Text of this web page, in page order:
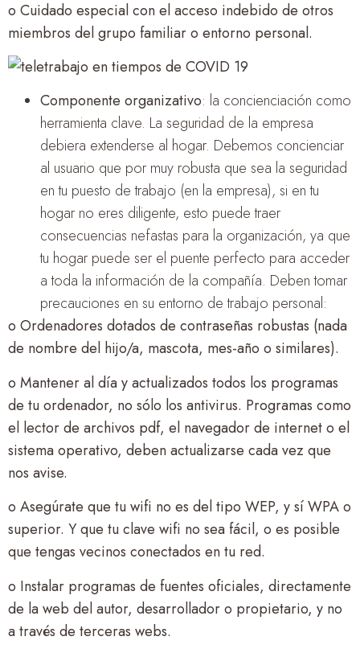
o Cuidado especial con el acceso indebido de otros
miembros del grupo familiar o entorno personal.
Componente organizativo: la concienciación como
herramienta clave. La seguridad de la empresa
debiera extenderse al hogar. Debemos concienciar
al usuario que por muy robusta que sea la seguridad
en tu puesto de trabajo (en la empresa), si en tu
hogar no eres diligente, esto puede traer
consecuencias nefastas para la organización, ya que
tu hogar puede ser el puente perfecto para acceder
a toda la información de la compañía. Deben tomar
precauciones en su entorno de trabajo personal:
o Ordenadores dotados de contraseñas robustas (nada
de nombre del hijo/a, mascota, mes-año o similares).
o Mantener al día y actualizados todos los programas
de tu ordenador, no sólo los antivirus. Programas como
el lector de archivos pdf, el navegador de internet o el
sistema operativo, deben actualizarse cada vez que
nos avise.
o Asegúrate que tu wifi no es del tipo WEP, y sí WPA o
superior. Y que tu clave wifi no sea fácil, o es posible
que tengas vecinos conectados en tu red.
o Instalar programas de fuentes oficiales, directamente
de la web del autor, desarrollador o propietario, y no
a través de terceras webs.